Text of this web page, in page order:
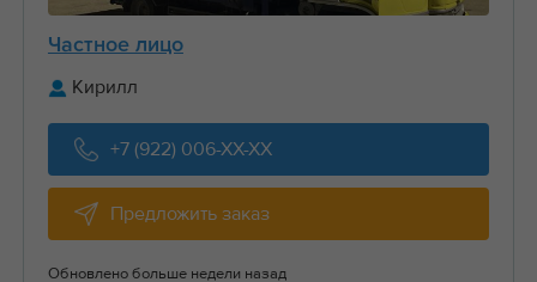
Частное лицо
Кирилл
+7 (922) 006-XX-XX
Предложить заказ
Обновлено больше недели назад